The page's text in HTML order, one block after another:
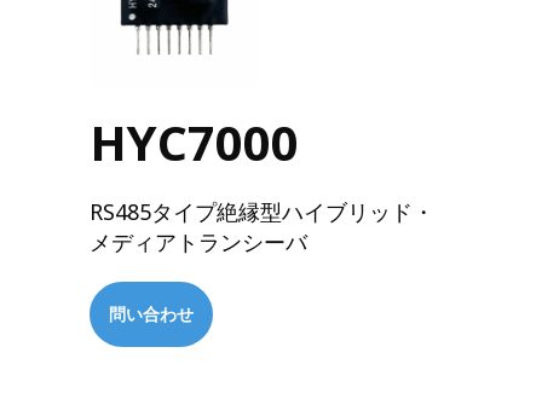
HYC7000
RS485タイプ絶縁型ハイブリッド・
メディアトランシーバ
問い合わせ